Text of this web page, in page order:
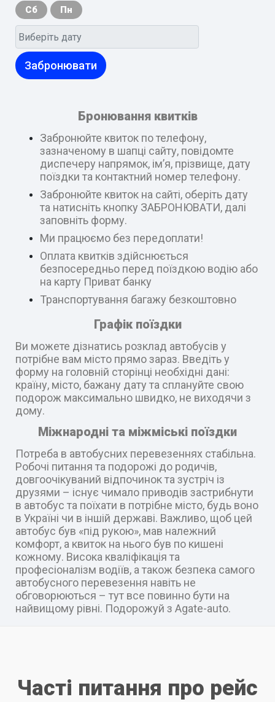
Сб Пн
Забронювати
Бронювання квитків
Забронюйте квиток по телефону,
зазначеному в шапці сайту, повідомте
диспечеру напрямок, ім’я, прізвище, дату
поїздки та контактний номер телефону.
Забронюйте квиток на сайті, оберіть дату
та натисніть кнопку ЗАБРОНЮВАТИ, далі
заповніть форму.
Ми працюємо без передоплати!
Оплата квитків здійснюється
безпосередньо перед поїздкою водію або
на карту Приват банку
Транспортування багажу безкоштовно
Графік поїздки
Ви можете дізнатись розклад автобусів у
потрібне вам місто прямо зараз. Введіть у
форму на головній сторінці необхідні дані:
країну, місто, бажану дату та сплануйте свою
подорож максимально швидко, не виходячи з
дому.
Міжнародні та міжміські поїздки
Потреба в автобусних перевезеннях стабільна.
Робочі питання та подорожі до родичів,
довгоочікуваний відпочинок та зустріч із
друзями – існує чимало приводів застрибнути
в автобус та поїхати в потрібне місто, будь воно
в Україні чи в іншій державі. Важливо, щоб цей
автобус був «під рукою», мав належний
комфорт, а квиток на нього був по кишені
кожному. Висока кваліфікація та
професіоналізм водіїв, а також безпека самого
автобусного перевезення навіть не
обговорюються – тут все повинно бути на
найвищому рівні. Подорожуй з Agate-auto.
Часті питання про рейс